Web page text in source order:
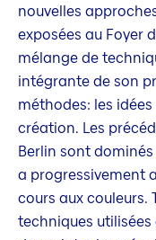
nouvelles
exposées au Foyer
mélange de
intégrante de son
méthodes: les
création. Les
Berlin sont
a progressivement
cours aux couleurs.
techniques